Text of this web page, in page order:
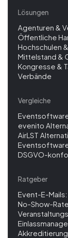
Lösungen
Agenturen &
Öffentliche
Hochschulen
Mittelstand &
Kongresse &
Verbände
Vergleiche
evenito
AirLST
DSGVO-
Ratgeber
Event-E-
No-Show-
Akkreditierung